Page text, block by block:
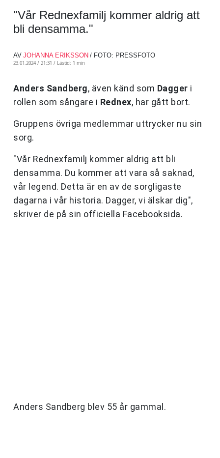
"Vår Rednexfamilj kommer aldrig att
bli densamma."
AV JOHANNA ERIKSSON / FOTO: PRESSFOTO
23.01.2024 / 21:31 / Lästid: 1 min
Anders Sandberg, även känd som Dagger i
rollen som sångare i Rednex, har gått bort.
Gruppens övriga medlemmar uttrycker nu sin
sorg.
"Vår Rednexfamilj kommer aldrig att bli
densamma. Du kommer att vara så saknad,
vår legend. Detta är en av de sorgligaste
dagarna i vår historia. Dagger, vi älskar dig",
skriver de på sin officiella Facebooksida.
Anders Sandberg blev 55 år gammal.